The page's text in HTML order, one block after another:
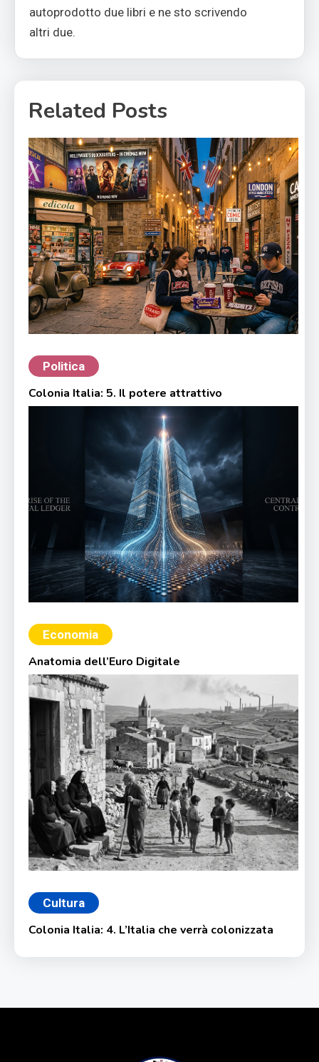
autoprodotto due libri e ne sto scrivendo
altri due.
Related Posts
Politica
Colonia Italia: 5. Il potere attrattivo
Economia
Anatomia dell’Euro Digitale
Cultura
Colonia Italia: 4. L’Italia che verrà colonizzata